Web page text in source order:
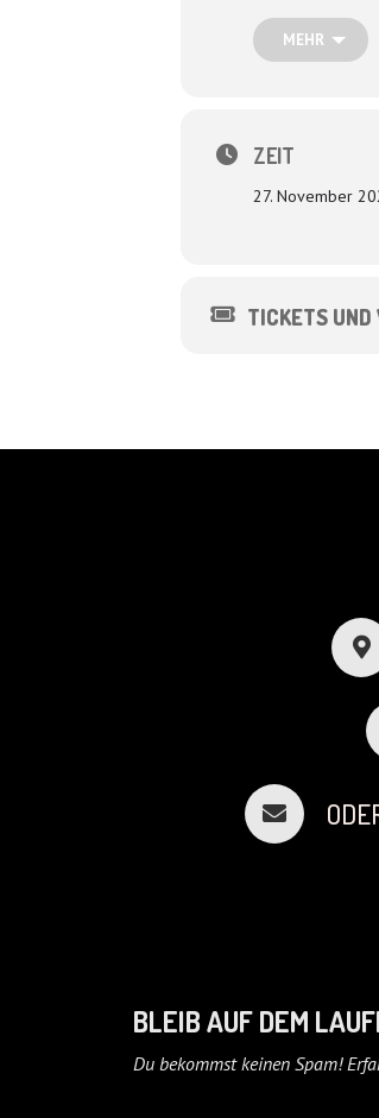
ganz eigenen
MEHR
ZEIT
27. November
TICKETS
BLEIB AUF DEM
Du bekommst keinen Spam!